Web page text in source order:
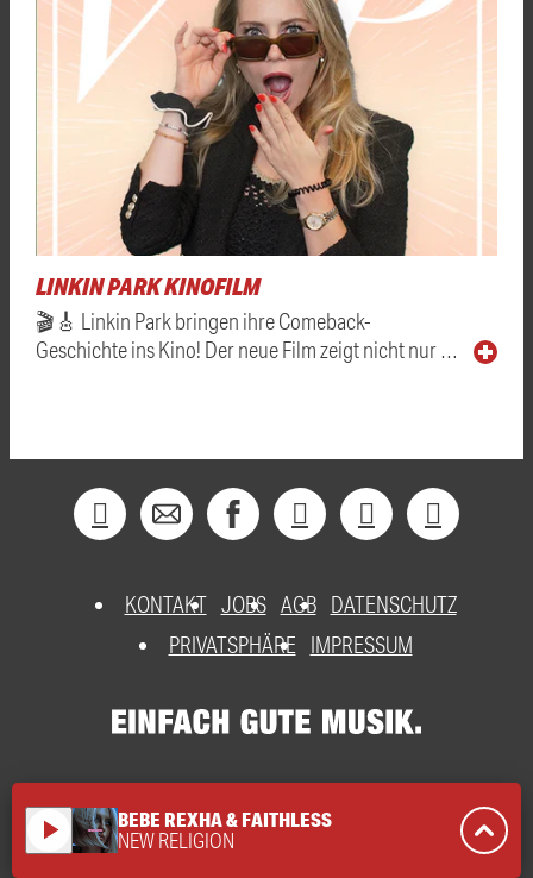
LINKIN PARK KINOFILM
🎬🎸 Linkin Park bringen ihre Comeback-
Geschichte ins Kino! Der neue Film zeigt nicht nur …
KONTAKT JOBS AGB DATENSCHUTZ
PRIVATSPHÄRE
IMPRESSUM
play_arrow BEBE REXHA & FAITHLESS
NEW RELIGION